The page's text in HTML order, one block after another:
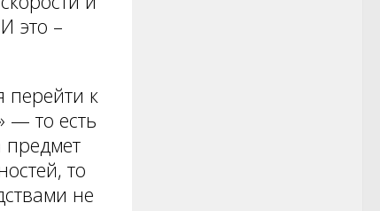
это –
перейти к
— то есть
предмет
то
не